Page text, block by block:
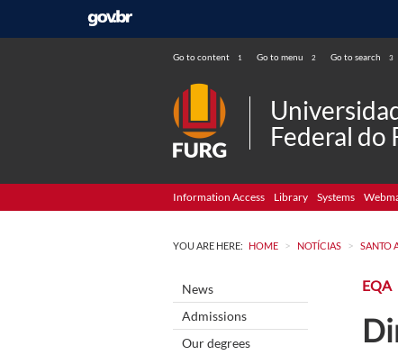
Go to content 1 Go to menu 2 Go to search 3
Federal do
Information Access Library Systems
YOU ARE HERE: HOME > NOTÍCIAS > SANTO
News
Admissions
Our degrees
EQA